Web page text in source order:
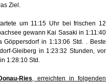
Ziel.
um 11:15 Uhr bei frischen 12
gewann Kai Sasaki in 1:11:40
in 1:13:06 Std. . Beste
Gleiberg in 1:23:32 Stunden, vor
1:28:10 Std.
Ries, erreichten in folgenden